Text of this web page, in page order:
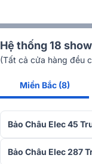
trình chiếu mà không
dụng vào ban ngày.
Trong thực tế, với diện
năng hiển thị ổn định
Độ phân giải
16.000:1
Máy chiếu Epson EB-
x 800), đáp ứng tốt
video HD, bảng biểu,
Hệ thống 18
(Tất cả cửa hàng đều
Miền Bắc (8)
Bảo Châu Elec 45
Bảo Châu Elec 287